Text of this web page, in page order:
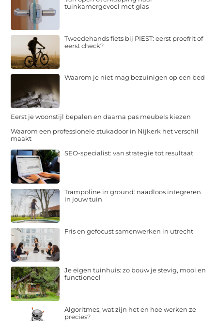
tuinkamergevoel met glas
Tweedehands fiets bij PIEST: eerst proefrit of
eerst check?
Waarom je niet mag bezuinigen op een bed
Eerst je woonstijl bepalen en daarna pas meubels kiezen
Waarom een professionele stukadoor in Nijkerk het verschil
maakt
SEO-specialist: van strategie tot resultaat
Trampoline in ground: naadloos integreren
in jouw tuin
Fris en gefocust samenwerken in utrecht
Je eigen tuinhuis: zo bouw je stevig, mooi en
functioneel
Algoritmes, wat zijn het en hoe werken ze
precies?